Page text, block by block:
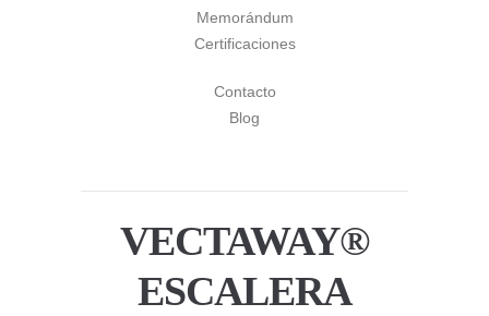
Memorándum
Certificaciones
Contacto
Blog
VECTAWAY®
ESCALERA